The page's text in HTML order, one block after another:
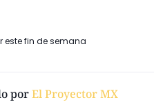
este fin de semana
porEl Proyector MX